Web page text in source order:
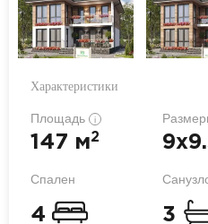
Характеристики
Площадь i
147 м2
Спален
4 3